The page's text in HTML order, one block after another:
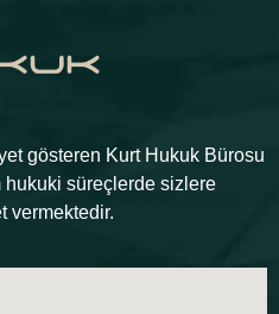
gösteren Kurt Hukuk Bürosu
hukuki süreçlerde sizlere
vermektedir.